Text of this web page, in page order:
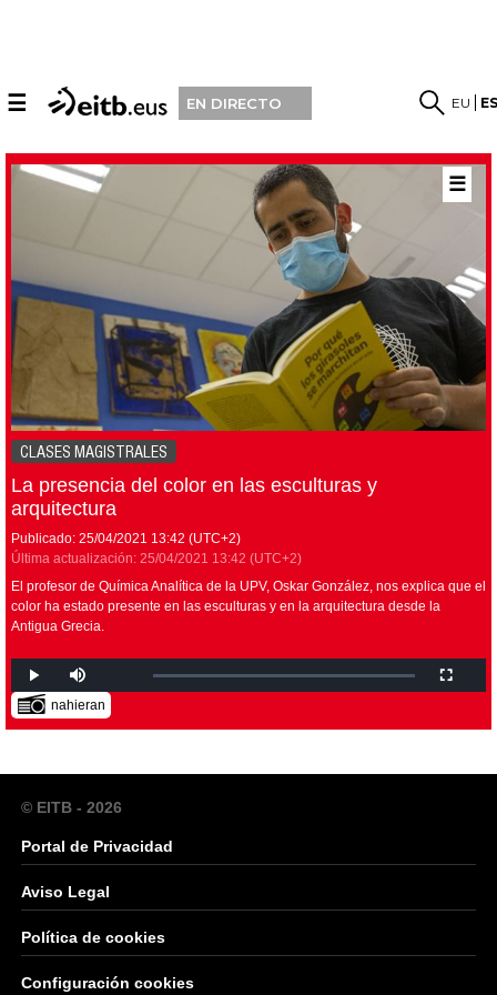
☰ EN DIRECTO EU
☰
CLASES MAGISTRALES
La presencia del color en las esculturas y
arquitectura
Publicado: 25/04/2021 13:42 (UTC+2)
Última actualización: 25/04/2021 13:42 (UTC+2)
El profesor de Química Analítica de la UPV, Oskar González, nos explica que el
color ha estado presente en las esculturas y en la arquitectura desde la
Antigua Grecia.
nahieran
© EITB - 2026
Portal de Privacidad
Aviso Legal
Política de cookies
Configuración cookies